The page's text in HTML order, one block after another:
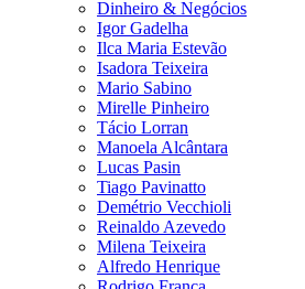
Dinheiro & Negócios
Igor Gadelha
Ilca Maria Estevão
Isadora Teixeira
Mario Sabino
Mirelle Pinheiro
Tácio Lorran
Manoela Alcântara
Lucas Pasin
Tiago Pavinatto
Demétrio Vecchioli
Reinaldo Azevedo
Milena Teixeira
Alfredo Henrique